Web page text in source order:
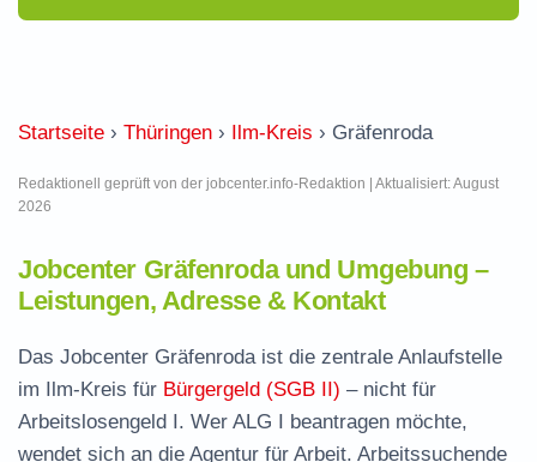
Startseite › Thüringen › Ilm-Kreis › Gräfenroda
Redaktionell geprüft von der jobcenter.info-Redaktion | Aktualisiert: August
2026
Jobcenter Gräfenroda und Umgebung –
Leistungen, Adresse & Kontakt
Das Jobcenter Gräfenroda ist die zentrale Anlaufstelle
im Ilm-Kreis für Bürgergeld (SGB II) – nicht für
Arbeitslosengeld I. Wer ALG I beantragen möchte,
wendet sich an die Agentur für Arbeit. Arbeitssuchende